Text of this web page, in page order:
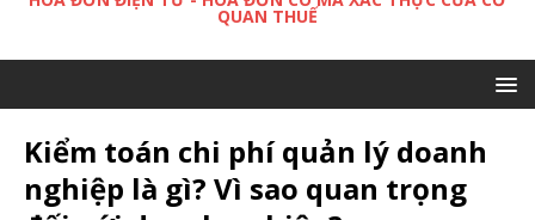
QUAN THUẾ
Kiểm toán chi phí quản lý doanh
nghiệp là gì? Vì sao quan trọng